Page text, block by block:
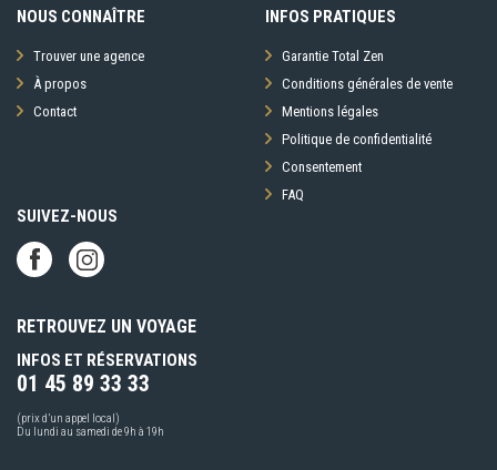
NOUS CONNAÎTRE
Trouver une agence
À propos
Contact
INFOS PRATIQUES
Garantie Total Zen
Conditions générales de vente
Mentions légales
Politique de confidentialité
Consentement
FAQ
SUIVEZ-NOUS
RETROUVEZ UN VOYAGE
INFOS ET RÉSERVATIONS
01 45 89 33 33
(prix d’un appel local)
Du lundi au samedi de 9h à 19h